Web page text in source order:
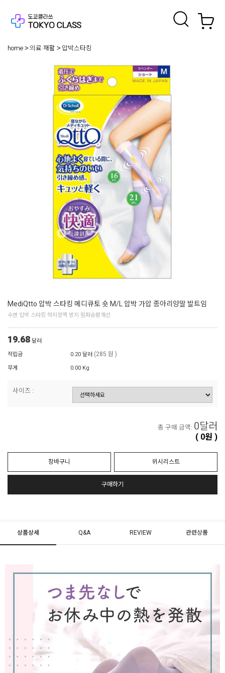
home 의료·재활 압박스타킹
MediQtto 압박 스타킹 메디큐토 숏 M/L 압박 가압 종아리양말 발트임
수면 압박 스타킹 하지정맥 방지 림파순환개선
19.68 달러
적립금
0.20 달러 (285 원 )
무게 0.00 Kg
사이즈 :
총 구매 금액: 0달러
( 0원 )
장바구니 위시리스트
구매하기
상품상세 Q&A REVIEW 관련상품